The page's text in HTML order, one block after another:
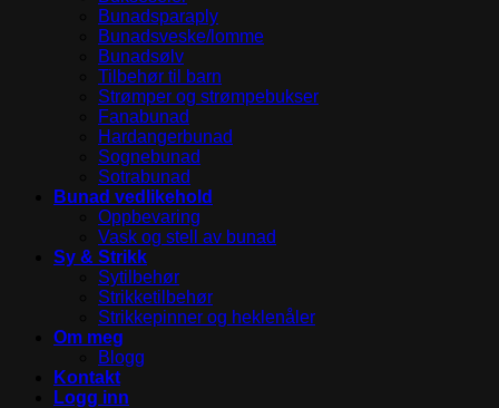
Bunadsparaply
Bunadsveske/lomme
Bunadsølv
Tilbehør til barn
Strømper og strømpebukser
Fanabunad
Hardangerbunad
Sognebunad
Sotrabunad
Bunad vedlikehold
Oppbevaring
Vask og stell av bunad
Sy & Strikk
Sytilbehør
Strikketilbehør
Strikkepinner og heklenåler
Om meg
Blogg
Kontakt
Logg inn